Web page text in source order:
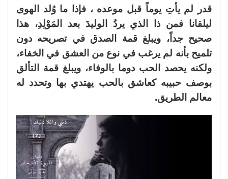
قدر لم يأتِ يوماً قبل موعده ، فإذا ما وُلد الهوى
ليلقانا فمن ذا الذي يردُ الوليدَ بعد المَوْلِدِ، هذا
صحيح جداً، ويبلغ قمة الصدق في تصريحه دون
تلميح بأنه لم يرغب في نوع من العشق في الخفاء،
ولكنه يحصد الحب دوما بالوفاء، ويبلغ قمة التألق
بوصف حبيبه كعاشق بالحب يهتدي بها وتحدد له
معالم الطريق.